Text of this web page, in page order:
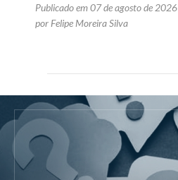
Publicado em 07 de agosto de 2026
por Felipe Moreira Silva